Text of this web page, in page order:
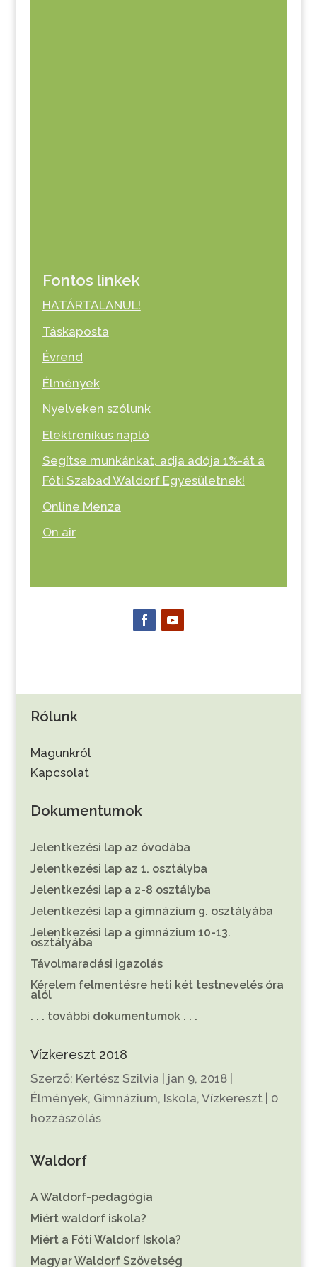
Fontos linkek
HATÁRTALANUL!
Táskaposta
Évrend
Élmények
Nyelveken szólunk
Elektronikus napló
Segítse munkánkat, adja adója 1%-át a
Fóti Szabad Waldorf Egyesületnek!
Online Menza
On air
Rólunk
Magunkról
Kapcsolat
Dokumentumok
Jelentkezési lap az óvodába
Jelentkezési lap az 1. osztályba
Jelentkezési lap a 2-8 osztályba
Jelentkezési lap a gimnázium 9. osztályába
Jelentkezési lap a gimnázium 10-13.
osztályába
Távolmaradási igazolás
Kérelem felmentésre heti két testnevelés óra
alól
. . . további dokumentumok . . .
Vízkereszt 2018
Szerző: Kertész Szilvia | jan 9, 2018|
Élmények, Gimnázium, Iskola, Vízkereszt| 0
hozzászólás
Waldorf
A Waldorf-pedagógia
Miért waldorf iskola?
Miért a Fóti Waldorf Iskola?
Magyar Waldorf Szövetség